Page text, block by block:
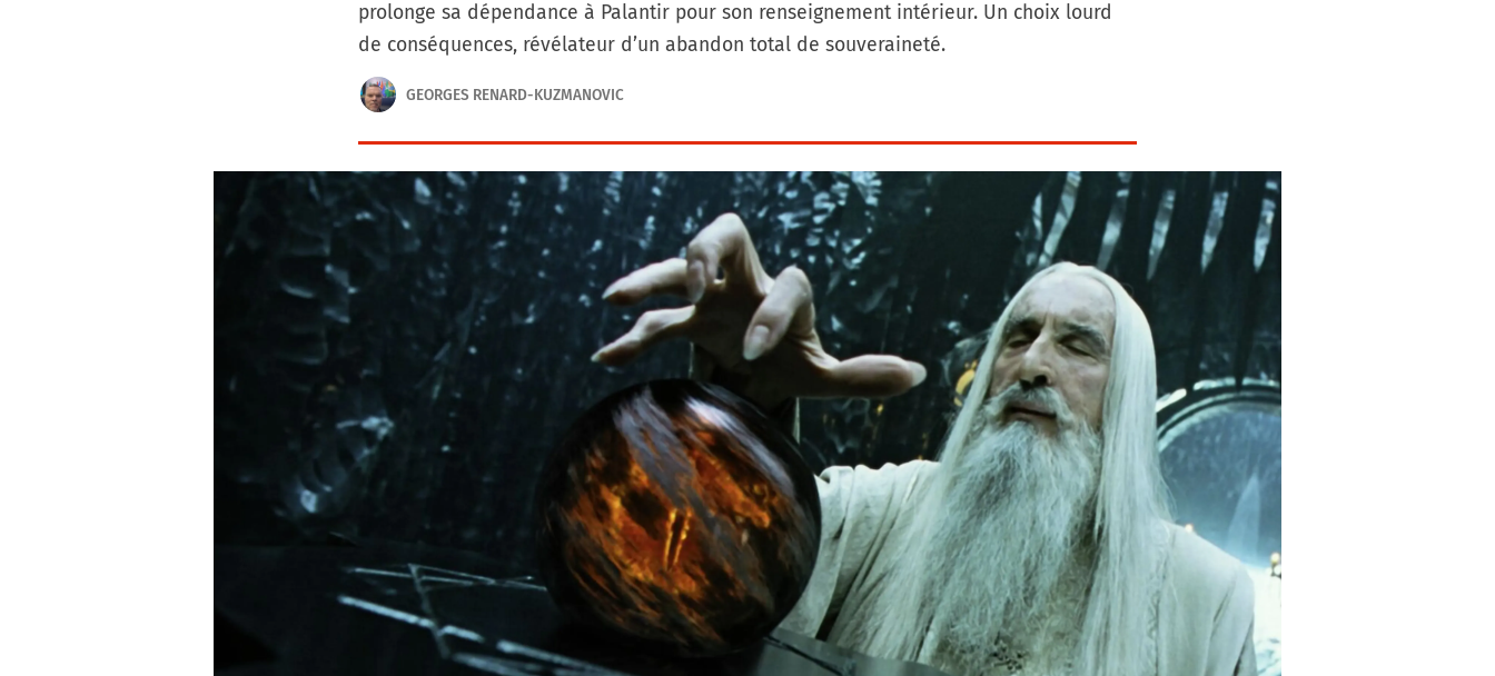
prolonge sa dépendance à Palantir pour son renseignement intérieur. Un choix lourd
de conséquences, révélateur d’un abandon total de souveraineté.
GEORGES RENARD-KUZMANOVIC